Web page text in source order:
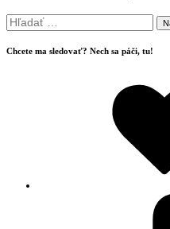
Hľadať:
Chcete ma sledovať? Nech sa páči, tu!